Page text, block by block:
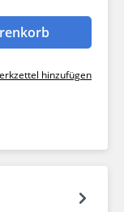
hinzufügen